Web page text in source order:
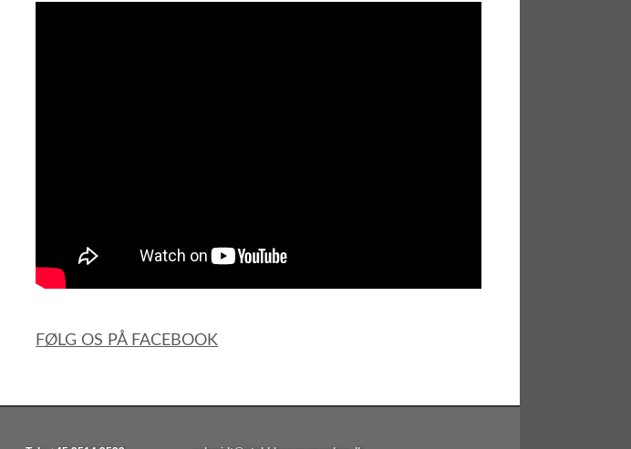
FØLG OS PÅ FACEBOOK